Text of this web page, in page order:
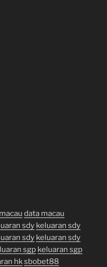
data macau
sdy keluaran sdy
sdy keluaran sdy
sgp keluaran sgp
hksbobet88